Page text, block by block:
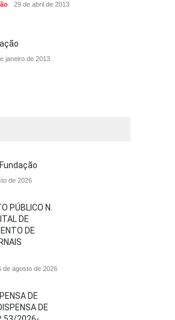
29 de abril de 2013
janeiro de 2013
de 2026
PÚBLICO N.
DE
DE
de agosto de 2026
DE
DE